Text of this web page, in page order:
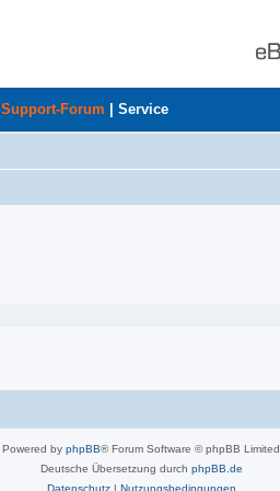
Support-Forum Service
Powered by phpBB® Forum Software © phpBB Limited
Deutsche Übersetzung durch phpBB.de
Datenschutz| Nutzungsbedingungen